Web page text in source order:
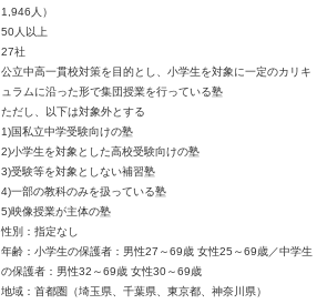
1,946人）
50人以上
27社
公立中高一貫校対策を目的とし、小学生を対象に一定のカリキ
ュラムに沿った形で集団授業を行っている塾
ただし、以下は対象外とする
1)国私立中学受験向けの塾
2)小学生を対象とした高校受験向けの塾
3)受験等を対象としない補習塾
4)一部の教科のみを扱っている塾
5)映像授業が主体の塾
性別：指定なし
年齢：小学生の保護者：男性27～69歳 女性25～69歳／中学生
の保護者：男性32～69歳 女性30～69歳
地域：首都圏（埼玉県、千葉県、東京都、神奈川県）